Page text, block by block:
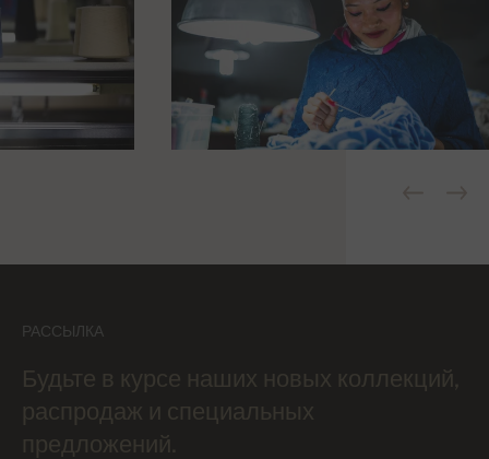
РАССЫЛКА
Будьте в курсе наших новых коллекций,
распродаж и специальных
предложений.